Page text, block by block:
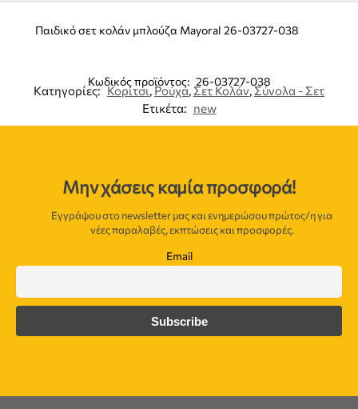
Παιδικό σετ κολάν μπλούζα Mayoral 26-03727-038
Κωδικός προϊόντος: 26-03727-038
Κατηγορίες: Κορίτσι,Ρούχα, Σετ Κολάν,Σύνολα - Σετ
Ετικέτα: new
Μην χάσεις καμία προσφορά!
Εγγράψου στο newsletter μας και ενημερώσου πρώτος/η για
νέες παραλαβές, εκπτώσεις και προσφορές.
Email